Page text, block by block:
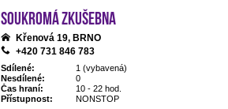
Soukromá zkušebna
Křenová 19, BRNO
+420 731 846 783
Sdílené:
1 (vybavená)
Nesdílené:
0
Čas hraní:
10 - 22 hod.
Přístupnost:
NONSTOP